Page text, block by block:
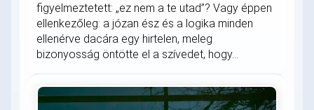
figyelmeztetett: „ez nem a te utad”? Vagy éppen
ellenkezőleg: a józan ész és a logika minden
ellenérve dacára egy hirtelen, meleg
bizonyosság öntötte el a szívedet, hogy...